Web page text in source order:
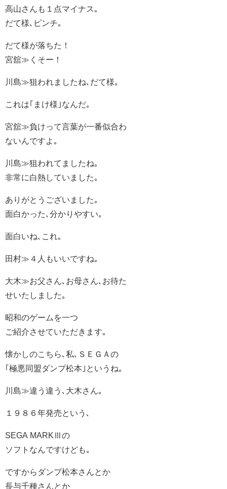
高山さんも１点マイナス｡
だて様､ピンチ｡
だて様が落ちた！
宮舘≫くそー！
川島≫狙われましたね､だて様｡
これは｢まけ様｣なんだ｡
宮舘≫負けって言葉が一番似合わ
ないんですよ｡
川島≫狙われてましたね｡
非常に白熱していました｡
ありがとうございました｡
面白かった､分かりやすい｡
面白いね､これ｡
田村≫４人もいいですね｡
大木≫お父さん､お母さん､お待た
せいたしました｡
昭和のゲームを一つ
ご紹介させていただきます｡
懐かしのこちら､私､ＳＥＧＡの
｢極悪同盟ダンプ松本｣というね｡
川島≫違う違う､大木さん｡
１９８６年発売という､
SEGA MARKⅢの
ソフトなんですけども｡
ですからダンプ松本さんとか
長与千種さんとか